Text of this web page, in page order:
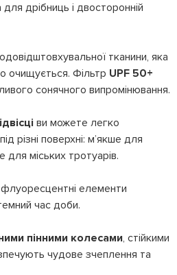
дрібниць і двосторонній
тканини, яка
очищується. Фільтр UPF 50+
сонячного випромінювання.
ви можете легко
різні поверхні: м’якше для
для міських тротуарів.
елементи
час доби.
пінними колесами, стійкими
чудове зчеплення та